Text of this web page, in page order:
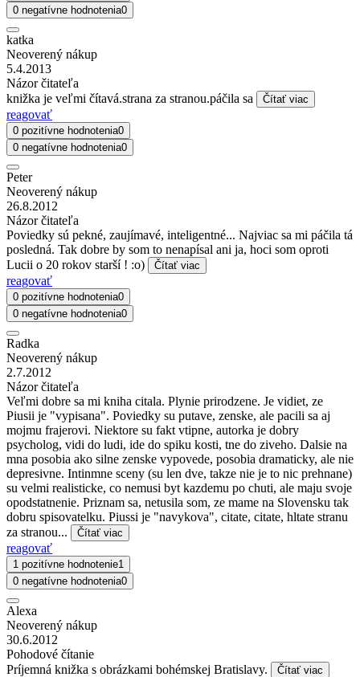
0 negatívne hodnotenia0
katka
Neoverený nákup
5.4.2013
Názor čitateľa
knižka je veľmi čítavá.strana za stranou.páčila sa
Čítať viac
reagovať
0 pozitívne hodnotenia0
0 negatívne hodnotenia0
Peter
Neoverený nákup
26.8.2012
Názor čitateľa
Poviedky sú pekné, zaujímavé, inteligentné... Najviac sa mi páčila tá
posledná. Tak dobre by som to nenapísal ani ja, hoci som oproti
Lucii o 20 rokov starší ! :o)
Čítať viac
reagovať
0 pozitívne hodnotenia0
0 negatívne hodnotenia0
Radka
Neoverený nákup
2.7.2012
Názor čitateľa
Veľmi dobre sa mi kniha citala. Plynie prirodzene. Je vidiet, ze
Piusii je "vypisana". Poviedky su putave, zenske, ale pacili sa aj
mojmu frajerovi. Niektore su fakt vtipne, autorka je dobry
psycholog, vidi do ludi, ide do spiku kosti, tne do ziveho. Dalsie na
mna posobia ako silne zenske vypovede, posobia dramaticky, ale nie
depresivne. Intinmne sceny (su len dve, takze nie je to nic prehnane)
su velmi realisticke, co nemusi byt kazdemu po chuti, ale maju svoje
opodstatnenie. Priznam sa, netusila som, ze mame na Slovensku tak
dobru spisovatelku. Piussi je "navykova", citate, citate, hltate stranu
za stranou...
Čítať viac
reagovať
1 pozitívne hodnotenie1
0 negatívne hodnotenia0
Alexa
Neoverený nákup
30.6.2012
Pohodové čítanie
Príjemná knižka s obrázkami bohémskej Bratislavy.
Čítať viac